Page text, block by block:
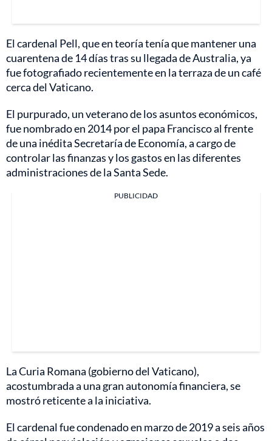
El cardenal Pell, que en teoría tenía que mantener una
cuarentena de 14 días tras su llegada de Australia, ya
fue fotografiado recientemente en la terraza de un café
cerca del Vaticano.
El purpurado, un veterano de los asuntos económicos,
fue nombrado en 2014 por el papa Francisco al frente
de una inédita Secretaría de Economía, a cargo de
controlar las finanzas y los gastos en las diferentes
administraciones de la Santa Sede.
PUBLICIDAD
La Curia Romana (gobierno del Vaticano),
acostumbrada a una gran autonomía financiera, se
mostró reticente a la iniciativa.
El cardenal fue condenado en marzo de 2019 a seis años